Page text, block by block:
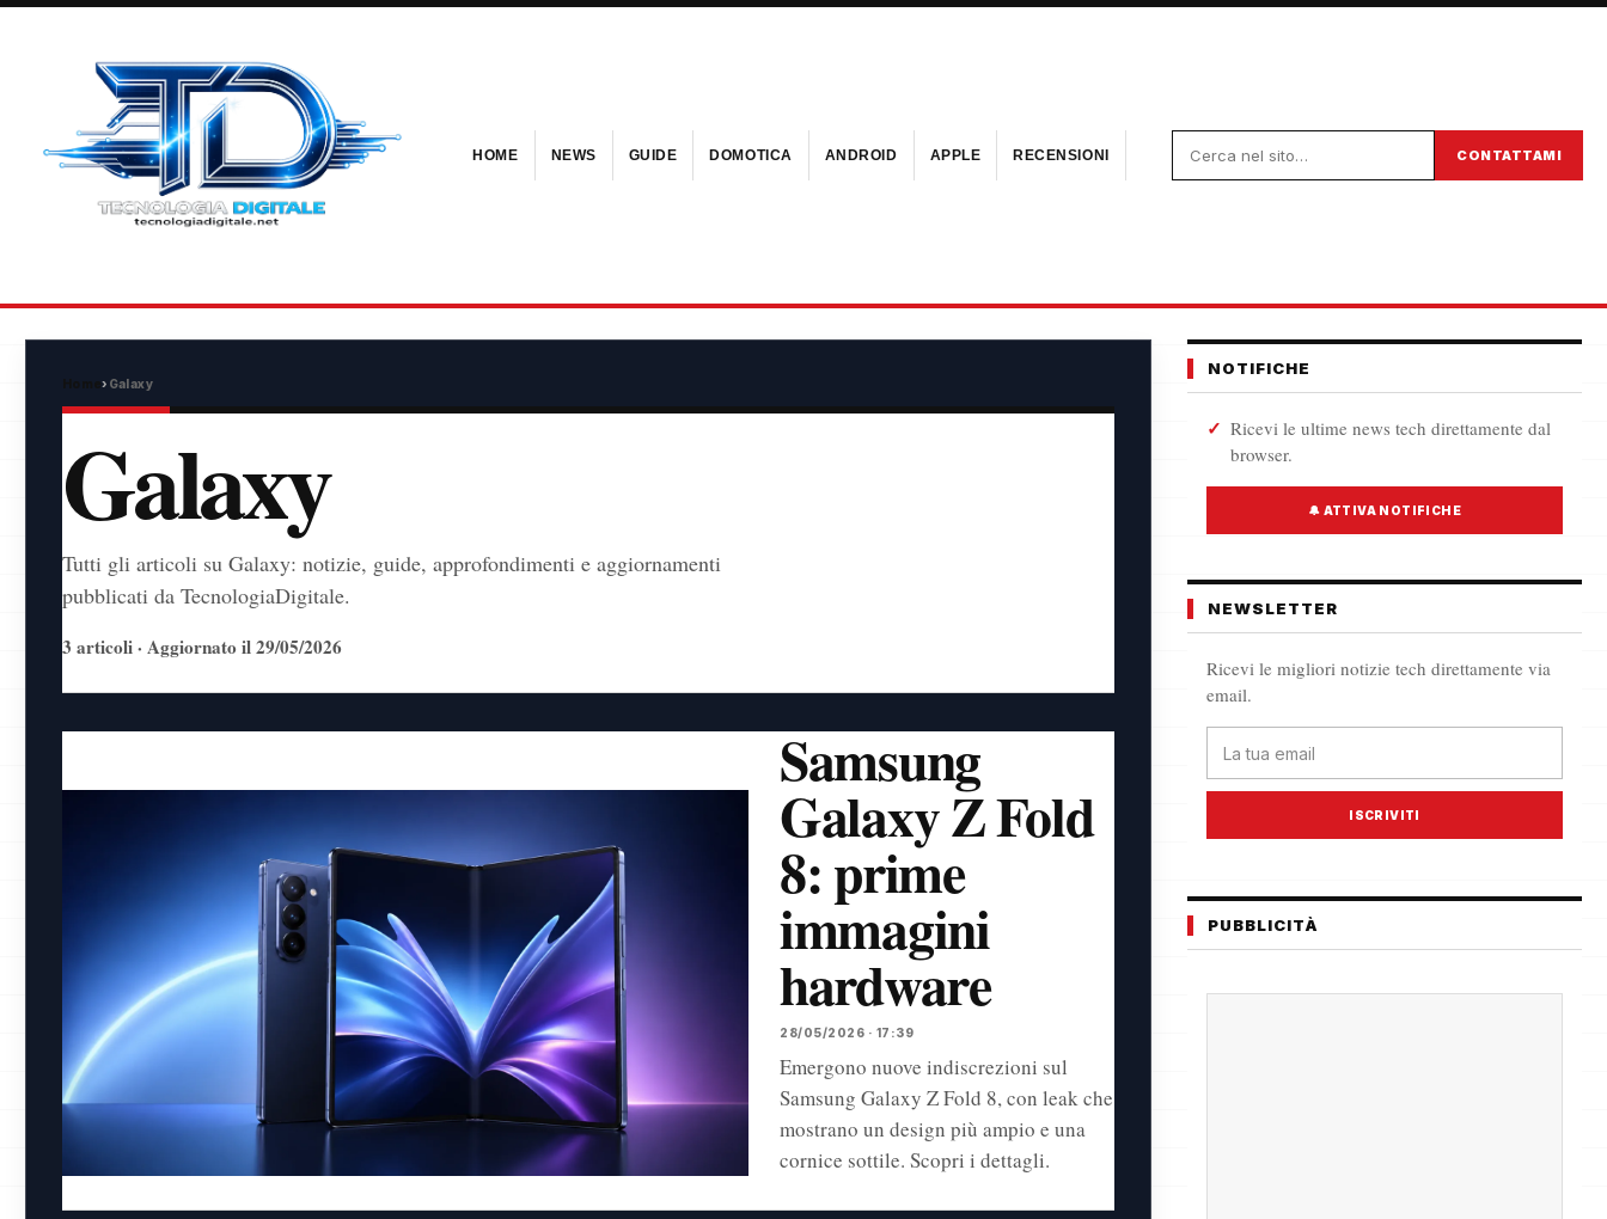
CONTATTAMI
HOME NEWS GUIDE DOMOTICA ANDROID APPLE RECENSIONI
Home› Galaxy
Galaxy
Tutti gli articoli su Galaxy: notizie, guide, approfondimenti e aggiornamenti
pubblicati da TecnologiaDigitale.
3 articoli · Aggiornato il 29/05/2026
Samsung
Galaxy Z Fold
8: prime
immagini
hardware
28/05/2026 · 17:39
Emergono nuove indiscrezioni sul
Samsung Galaxy Z Fold 8, con leak che
mostrano un design più ampio e una
cornice sottile. Scopri i dettagli.
NOTIFICHE
Ricevi le ultime news tech direttamente dal
browser.
🔔 ATTIVA NOTIFICHE
NEWSLETTER
Ricevi le migliori notizie tech direttamente via
email.
ISCRIVITI
PUBBLICITÀ